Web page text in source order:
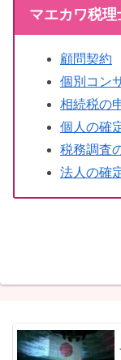
マエカワ税
顧問契約
個別コン
相続税の
個人の確
税務調査
法人の確